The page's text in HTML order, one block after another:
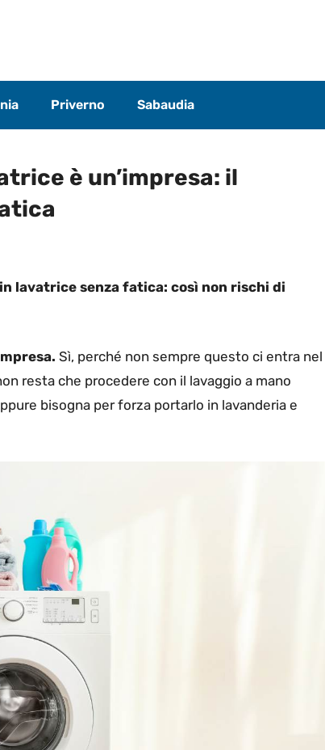
Priverno Sabaudia
è un’impresa: il
lavatrice senza fatica: così non rischi di
Sì, perché non sempre questo ci entra nel
resta che procedere con il lavaggio a mano
bisogna per forza portarlo in lavanderia e